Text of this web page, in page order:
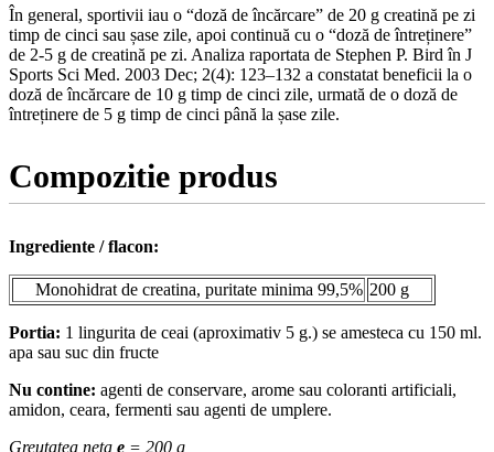
În general, sportivii iau o “doză de încărcare” de 20 g creatină pe zi
timp de cinci sau șase zile, apoi continuă cu o “doză de întreținere”
de 2-5 g de creatină pe zi. Analiza raportata de Stephen P. Bird în J
Sports Sci Med. 2003 Dec; 2(4): 123–132 a constatat beneficii la o
doză de încărcare de 10 g timp de cinci zile, urmată de o doză de
întreținere de 5 g timp de cinci până la șase zile.
Compozitie produs
Ingrediente / flacon:
Monohidrat de creatina, puritate minima 99,5% 200 g
Portia: 1 lingurita de ceai (aproximativ 5 g.) se amesteca cu 150 ml.
apa sau suc din fructe
Nu contine: agenti de conservare, arome sau coloranti artificiali,
amidon, ceara, fermenti sau agenti de umplere.
Greutatea neta e = 200 g